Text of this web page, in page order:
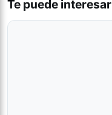
Te puede interesar